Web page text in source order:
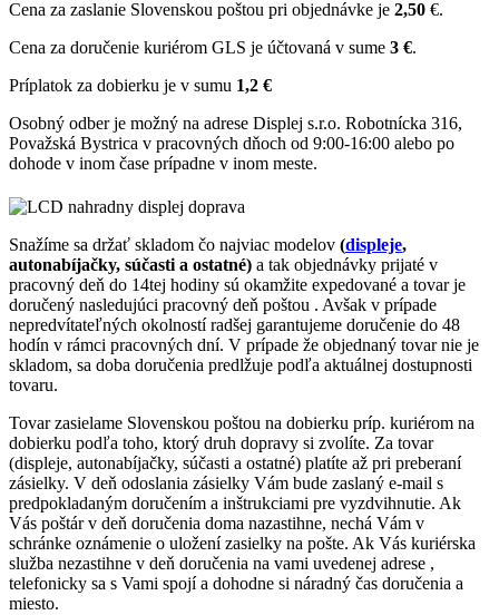
Cena za zaslanie Slovenskou poštou pri objednávke je 2,50 €.
Cena za doručenie kuriérom GLS je účtovaná v sume 3 €.
Príplatok za dobierku je v sumu 1,2 €
Osobný odber je možný na adrese Displej s.r.o. Robotnícka 316,
Považská Bystrica v pracovných dňoch od 9:00-16:00 alebo po
dohode v inom čase prípadne v inom meste.
Snažíme sa držať skladom čo najviac modelov (displeje,
autonabíjačky, súčasti a ostatné) a tak objednávky prijaté v
pracovný deň do 14tej hodiny sú okamžite expedované a tovar je
doručený nasledujúci pracovný deň poštou . Avšak v prípade
nepredvítateľných okolností radšej garantujeme doručenie do 48
hodín v rámci pracovných dní. V prípade že objednaný tovar nie je
skladom, sa doba doručenia predlžuje podľa aktuálnej dostupnosti
tovaru.
Tovar zasielame Slovenskou poštou na dobierku príp. kuriérom na
dobierku podľa toho, ktorý druh dopravy si zvolíte. Za tovar
(displeje, autonabíjačky, súčasti a ostatné) platíte až pri preberaní
zásielky. V deň odoslania zásielky Vám bude zaslaný e-mail s
predpokladaným doručením a inštrukciami pre vyzdvihnutie. Ak
Vás poštár v deň doručenia doma nazastihne, nechá Vám v
schránke oznámenie o uložení zasielky na pošte. Ak Vás kuriérska
služba nezastihne v deň doručenia na vami uvedenej adrese ,
telefonicky sa s Vami spojí a dohodne si náradný čas doručenia a
miesto.